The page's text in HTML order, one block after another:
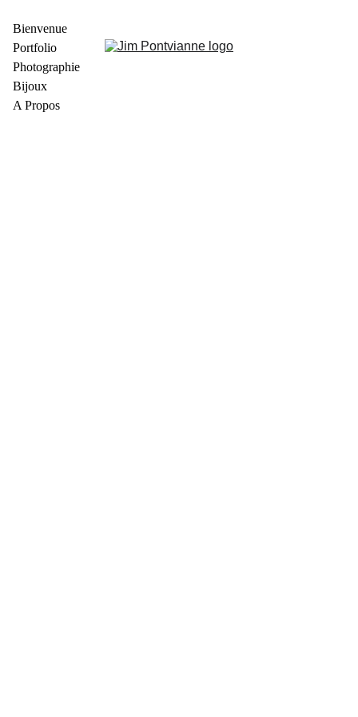
Bienvenue
Portfolio
Photographie
Bijoux
A Propos